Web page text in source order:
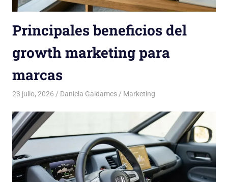
Principales beneficios del
growth marketing para
marcas
23 julio, 2026 Daniela Galdames Marketing